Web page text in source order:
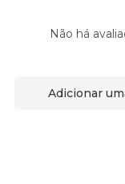
Não há
Adicionar